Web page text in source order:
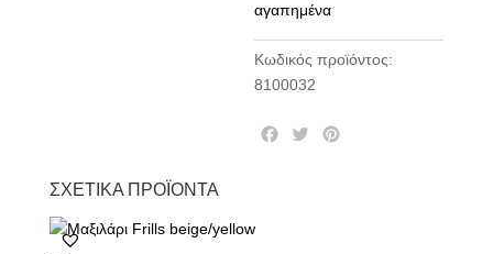
αγαπημένα
Κωδικός προϊόντος:
8100032
T
ΣΧΕΤΙΚΆ ΠΡΟΪΌΝΤΑ